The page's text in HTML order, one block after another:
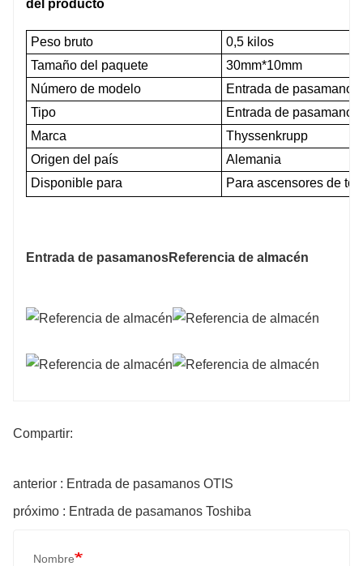
del producto
Peso bruto
0,5 kilos
Tamaño del paquete
30mm*10mm
Número de modelo
Entrada de
Tipo
Entrada de
Marca
Thyssenkrupp
Origen del país
Alemania
Disponible para
Para ascensores de
Entrada de pasamanosReferencia de almacén
Compartir:
anterior : Entrada de pasamanos OTIS
próximo : Entrada de pasamanos Toshiba
Nombre